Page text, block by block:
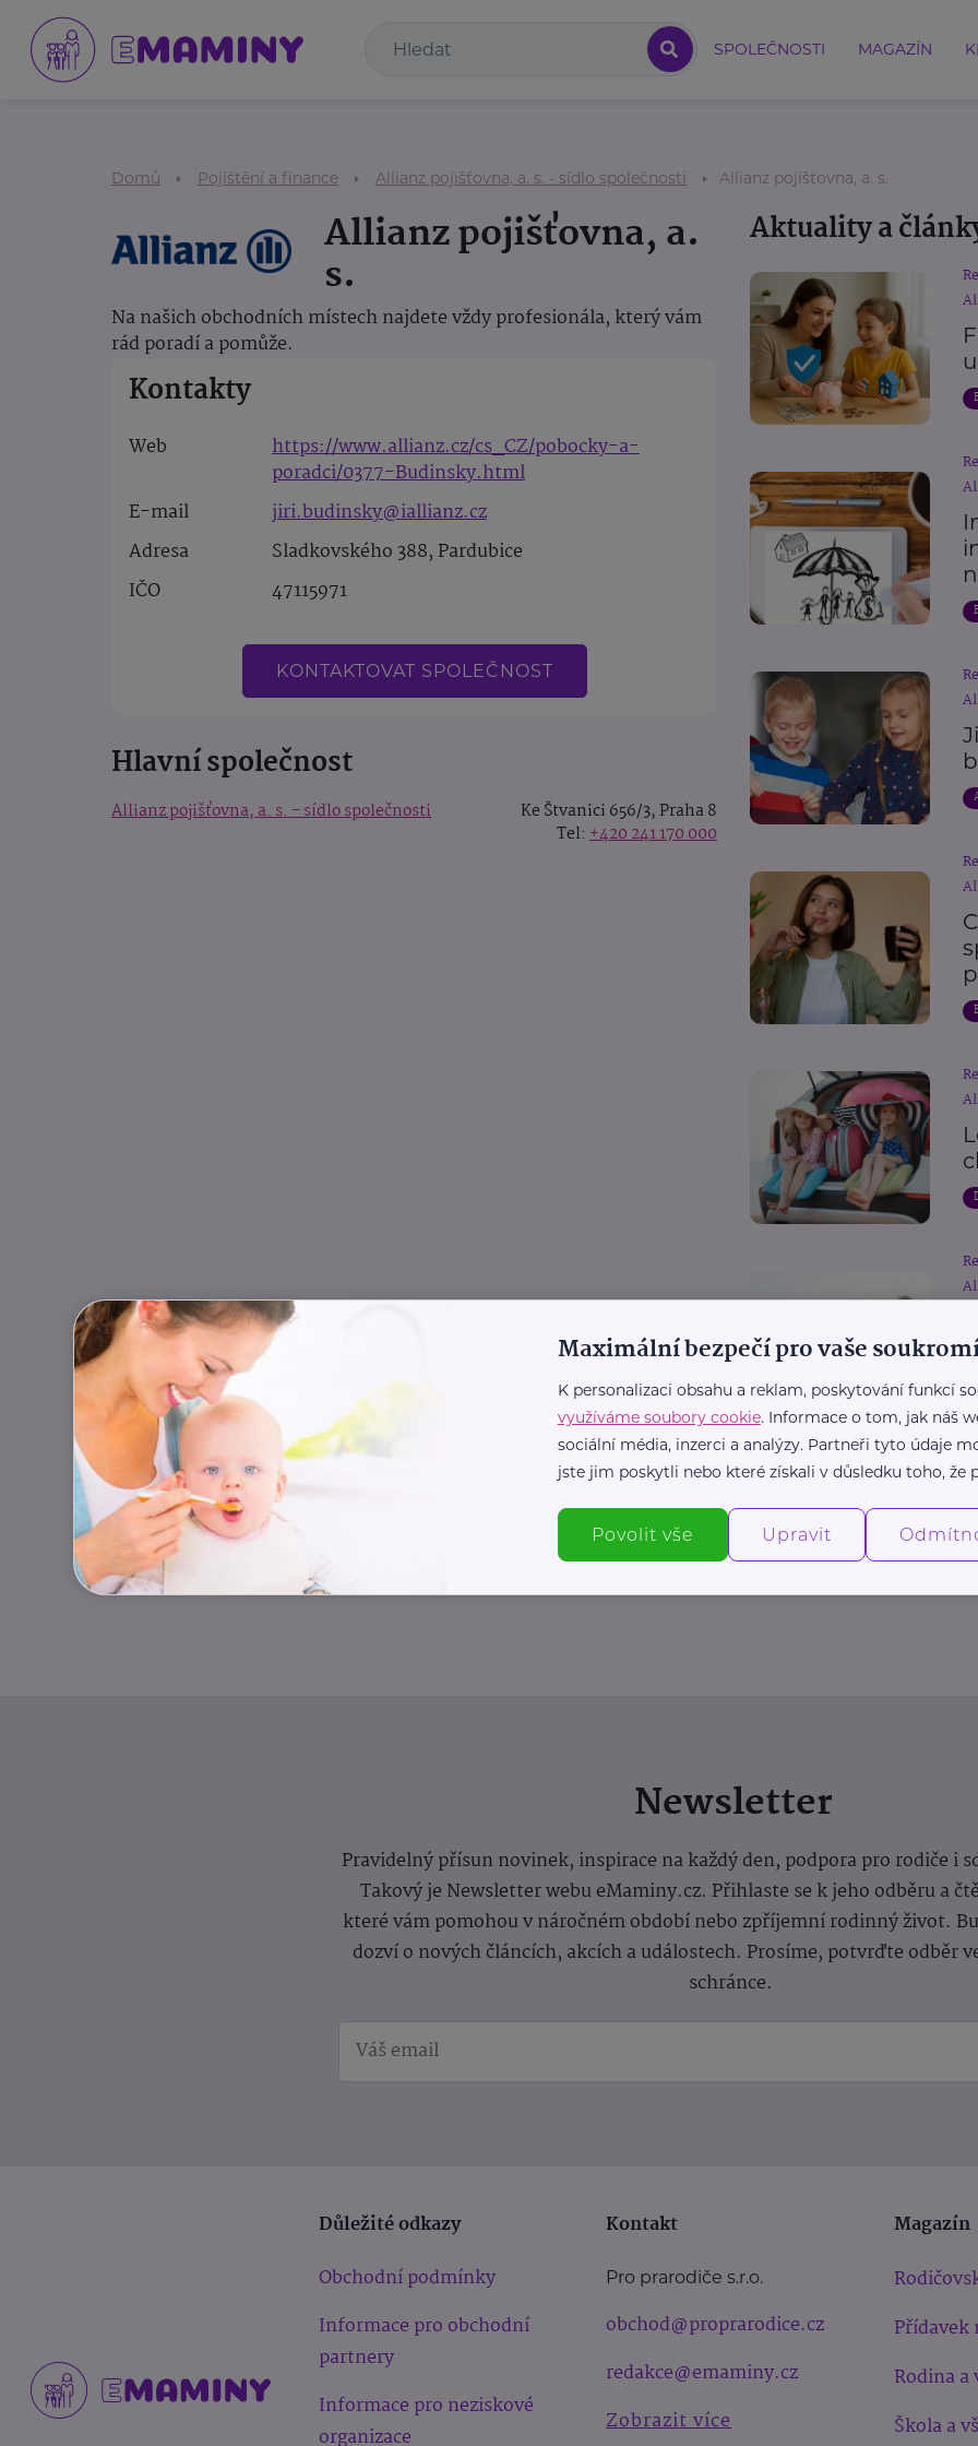
SPOLEČNOSTI MAGAZÍN
Domů Pojištění a finance Allianz pojišťovna, a. s. - sídlo společnosti Allianz pojišťovna, a. s.
Allianz pojišťovna, a.
s.
Na našich obchodních místech najdete vždy profesionála, který vám
rád poradí a pomůže.
Kontakty
Web
https://www.allianz.cz/cs_CZ/pobocky-a-
poradci/0377-Budinsky.html
E-mail
jiri.budinsky@iallianz.cz
Adresa
Sladkovského 388, Pardubice
IČO
47115971
KONTAKTOVAT SPOLEČNOST
Hlavní společnost
Allianz pojišťovna, a. s. - sídlo společnosti
Ke Štvanici 656/3, Praha 8
Tel: +420 241 170 000
Aktuality a
Newsletter
Pravidelný přísun novinek, inspirace na každý den, podpora pro rodiče i
Takový je Newsletter webu eMaminy.cz. Přihlaste se k jeho odběru a
které vám pomohou v náročném období nebo zpříjemní rodinný život.
dozví o nových článcích, akcích a událostech. Prosíme, potvrďte odběr
schránce.
Důležité odkazy
Obchodní podmínky
Informace pro obchodní
partnery
Informace pro neziskové
organizace
Kontakt
Pro prarodiče s.r.o.
obchod@proprarodice.cz
redakce@emaminy.cz
Zobrazit více
Magazín
Přídavek
Rodina a
Škola a
Maximální bezpečí pro vaše
K personalizaci obsahu a reklam, poskytování funkcí
využíváme soubory cookie. Informace o tom, jak náš
sociální média, inzerci a analýzy. Partneři tyto údaje
jste jim poskytli nebo které získali v důsledku toho, že
Povolit vše Upravit